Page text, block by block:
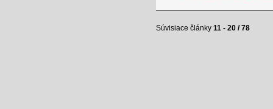
Súvisiace články 11 - 20 / 78